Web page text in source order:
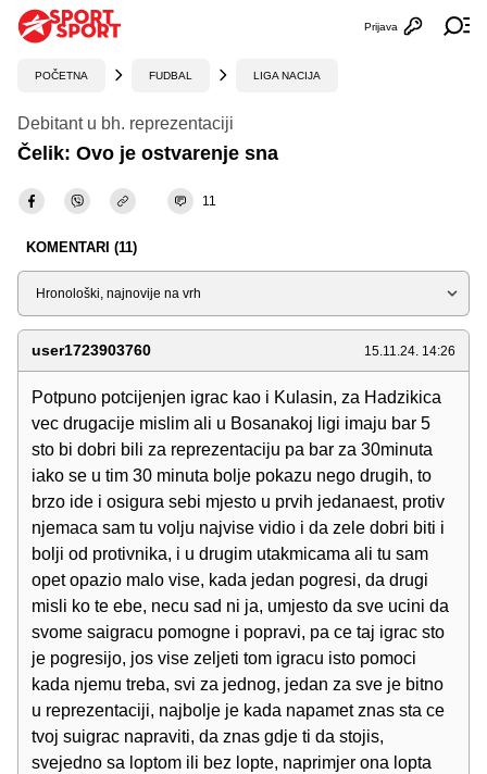
Otvori
Prijava
POČETNA FUDBAL LIGA NACIJA
Debitant u bh. reprezentaciji
Čelik: Ovo je ostvarenje sna
11
KOMENTARI (11)
Sortiraj
user1723903760 15.11.24. 14:26
Potpuno potcijenjen igrac kao i Kulasin, za Hadzikica
vec drugacije mislim ali u Bosanakoj ligi imaju bar 5
sto bi dobri bili za reprezentaciju pa bar za 30minuta
iako se u tim 30 minuta bolje pokazu nego drugih, to
brzo ide i osigura sebi mjesto u prvih jedanaest, protiv
njemaca sam tu volju najvise vidio i da zele dobri biti i
bolji od protivnika, i u drugim utakmicama ali tu sam
opet opazio malo vise, kada jedan pogresi, da drugi
misli ko te ebe, necu sad ni ja, umjesto da sve ucini da
svome saigracu pomogne i popravi, pa ce taj igrac sto
je pogresijo, jos vise zeljeti tom igracu isto pomoci
kada njemu treba, svi za jednog, jedan za sve je bitno
u reprezentaciji, najbolje je kada napamet znas sta ce
tvoj suigrac napraviti, da znas gdje ti da stojis,
svejedno sa loptom ili bez lopte, naprimjer ona lopta